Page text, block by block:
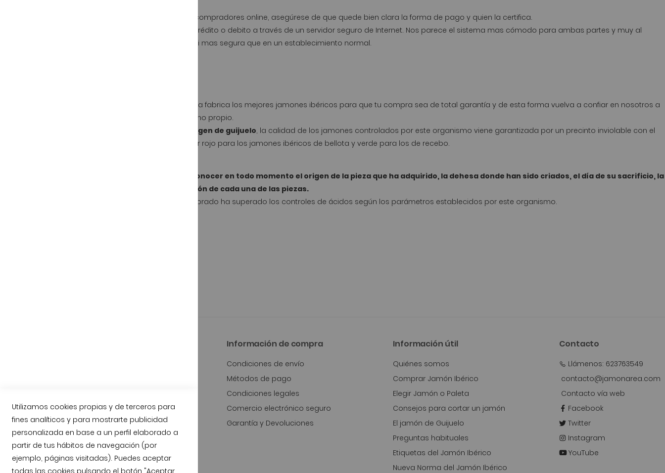
es otro factor que preocupa a los compradores online, asegúrese de que quede bien clara la forma de pago y quien la certifica.
las compras se pagan con tarjeta de crédito o debito a través de un servidor seguro de Internet. Nos parece el sistema mas cómodo para ambas partes y muy al
contrario de lo que se puede pensar, la compra es casi mas segura que en un establecimiento normal.
hemos seleccionado directamente en la fabrica los mejores jamones ibéricos para que tu compra sea de total garantía y de esta forma vuelva a confiar en nosotros a
la hora adquirir jamones ibéricos para regalo o consumo propio.
fabricante adherido a la denominación de origen de guijuelo, la calidad de los jamones controlados por este organismo viene garantizada por un precinto inviolable con el
número de pieza que adquiere y por una vitola de color rojo para los jamones ibéricos de bellota y verde para los de recebo.
Si se ha decidido por uno de estos jamones podrá conocer en todo momento el origen de la pieza que ha adquirido, la dehesa donde han sido criados, el día de su sacrificio, la
alimentación recibida, así como el tiempo de curación de cada una de las piezas.
Del mismo modo se asegura que la pieza que ha comprado ha superado los controles de ácidos según los parámetros establecidos por este organismo.
Garantía de Calidad
Compromiso de satisfacción
Información de compra
Condiciones de envío
Métodos de pago
Condiciones legales
Comercio electrónico seguro
Garantía y Devoluciones
Información útil
Quiénes somos
Comprar Jamón Ibérico
Elegir Jamón o Paleta
Consejos para cortar un jamón
El jamón de Guijuelo
Preguntas habituales
Etiquetas del Jamón Ibérico
Nueva Norma del Jamón Ibérico
Contacto
Llámenos: 623763549
contacto@jamonarea.com
Contacto vía web
Facebook
Twitter
Instagram
YouTube
Utilizamos cookies propias y de terceros para
fines analíticos y para mostrarte publicidad
personalizada en base a un perfil elaborado a
partir de tus hábitos de navegación (por
ejemplo, páginas visitadas). Puedes aceptar
todas las cookies pulsando el botón "Aceptar